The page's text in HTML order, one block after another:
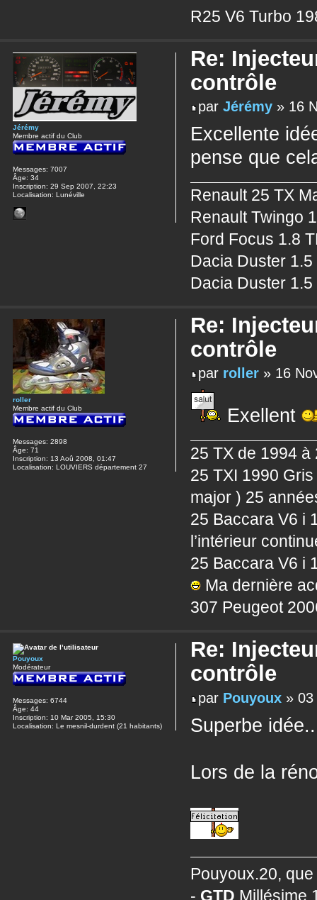
R25 V6 Turbo
Re:
contrôle
parJérémy » 16
Excellente
pense que
Renault 25 TX
Renault Twingo
Ford Focus 1.8
Dacia Duster
Dacia Duster
Jérémy
Membre actif du Club
Messages: 7007
Âge: 34
Inscription: 29 Sep 2007, 22:23
Localisation: Lunéville
Re:
contrôle
par roller » 16
Exellent
25 TX de 1994 à
25 TXI 1990
major ) 25
25 Baccara V6 i
l’intérieur
25 Baccara V6 i
Ma dernière
307 Peugeot
roller
Membre actif du Club
Messages: 2898
Âge: 71
Inscription: 13 Aoû 2008, 01:47
Localisation: LOUVIERS département 27
Re:
contrôle
par Pouyoux »
Superbe
Lors de la
Pouyoux.20,
- GTD Millésime
Pouyoux
Modérateur
Messages: 6744
Âge: 44
Inscription: 10 Mar 2005, 15:30
Localisation: Le mesnil-durdent (21 habitants)